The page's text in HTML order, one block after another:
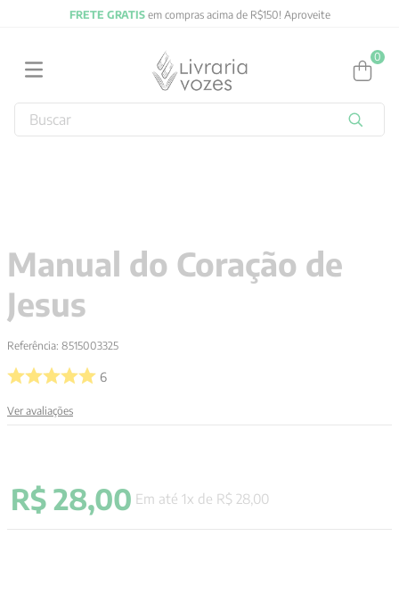
FRETE GRATISem compras acima de R$150! Aproveite
0
Buscar
Manual do Coração de
Jesus
Referência: 8515003325
6
Ver avaliações
R$ 28,00 Em até 1x de R$ 28 00
4º jung
5º byung chul han